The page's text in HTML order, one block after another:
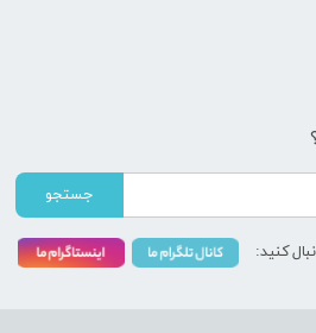
جستجو
کنید: